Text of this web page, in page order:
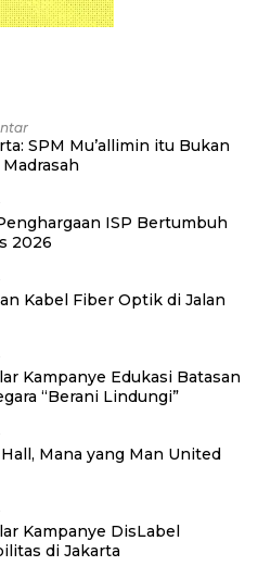
SPM Mu’allimin itu Bukan
ISP Bertumbuh
2026
Kabel Fiber Optik di Jalan
Kampanye Edukasi Batasan
“Berani Lindungi”
Mana yang Man United
Kampanye DisLabel
di Jakarta